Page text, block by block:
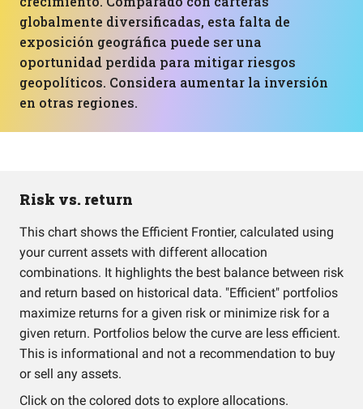
globalmente diversificadas, esta falta de
exposición geográfica puede ser una
oportunidad perdida para mitigar riesgos
geopolíticos. Considera aumentar la inversión
en otras regiones.
Risk vs. return
This chart shows the Efficient Frontier, calculated using
your current assets with different allocation
combinations. It highlights the best balance between risk
and return based on historical data. "Efficient" portfolios
maximize returns for a given risk or minimize risk for a
given return. Portfolios below the curve are less efficient.
This is informational and not a recommendation to buy
or sell any assets.
Click on the colored dots to explore allocations.